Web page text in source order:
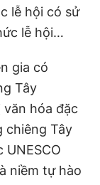
lễ hội có sử
lễ hội…
gia có
Tây
hóa đặc
chiêng Tây
niềm tự hào